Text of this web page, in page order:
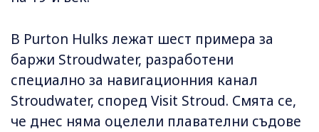
В Purton Hulks лежат шест примера за
баржи Stroudwater, разработени
специално за навигационния канал
Stroudwater, според Visit Stroud. Смята се,
че днес няма оцелели плавателни съдове